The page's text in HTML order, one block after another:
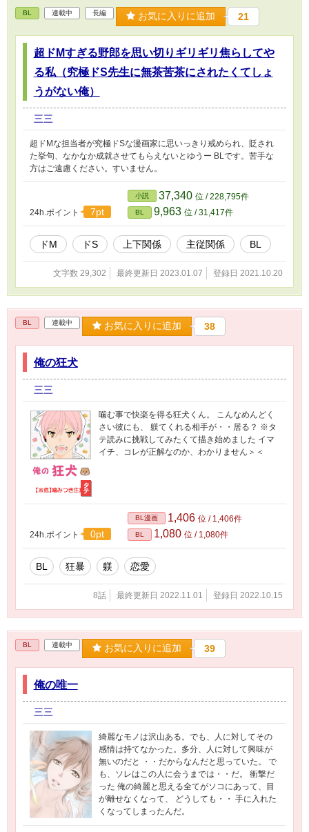
BL 連載中 長編 お気に入りに追加 21
超ドMすぎる野郎を思い切りギリギリ焦らしてや
る私（究極ドS先生に無茶苦茶にされたくてしょ
うがない俺）
三三
超ドMな担当者が究極ドSな漫画家に思いっきり戒められ、貶され
た挙句、なかなか成就させてもらえないとゆうー BLです。苦手な
方はご遠慮ください。すいません。
24h.ポイント 7pt
小説 37,340 位 / 228,795件
BL 9,963 位 / 31,417件
ドM ドS 上下関係 主従関係 BL
文字数 29,302 最終更新日 2023.01.07 登録日 2021.10.20
BL 連載中 お気に入りに追加 38
俺の狂犬
三三
噛む事で快楽を得る狂犬くん。 こんなめんどく
さい彼にも、 躾てくれる相手が・・居る？ ※タ
テ読みに挑戦してみたくて描き始めました イマ
イチ、コレが正解なのか、わかりません＞＜
24h.ポイント 0pt
BL漫画 1,406 位 / 1,406件
BL 1,080 位 / 1,080件
BL 狂暴 躾 恋愛
8話 最終更新日 2022.11.01 登録日 2022.10.15
BL 連載中 お気に入りに追加 39
俺の唯一
三三
綺麗なモノは沢山ある。でも、人に対してその
感情は持てなかった。多分、人に対して興味が
無いのだと ・・だからなんだと思っていた。 で
も、ソレはこの人に会うまでは・・だ。 衝撃だ
った 俺の綺麗と思える全てがソコにあって、目
が離せなくなって、 どうしても・・ 手に入れた
くなってしまったんだ。